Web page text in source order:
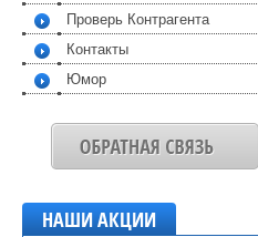
Проверь Контрагента
Контакты
Юмор
НАШИ АКЦИИ